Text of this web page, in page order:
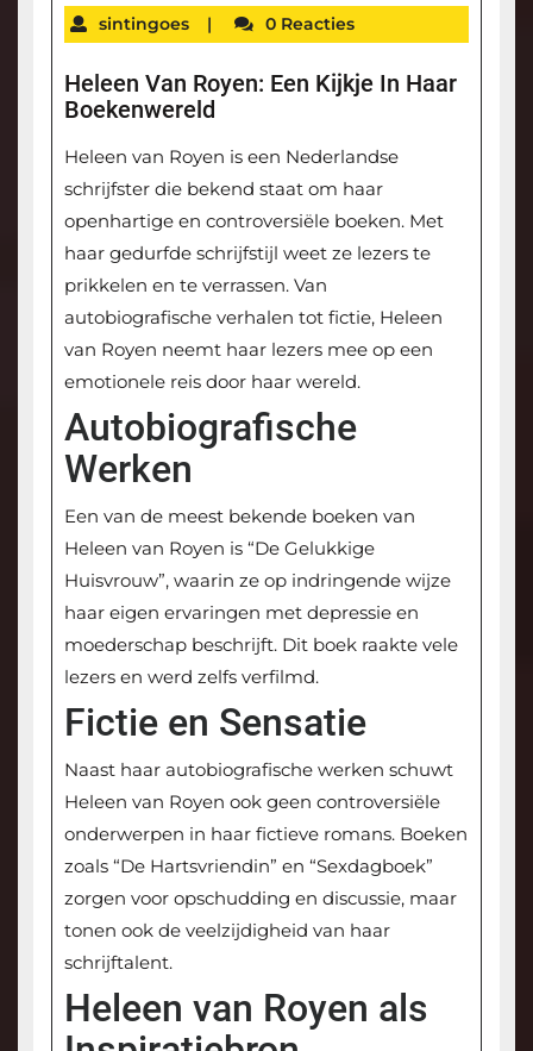
sintingoes | 0 Reacties
Heleen Van Royen: Een Kijkje In Haar
Boekenwereld
Heleen van Royen is een Nederlandse
schrijfster die bekend staat om haar
openhartige en controversiële boeken. Met
haar gedurfde schrijfstijl weet ze lezers te
prikkelen en te verrassen. Van
autobiografische verhalen tot fictie, Heleen
van Royen neemt haar lezers mee op een
emotionele reis door haar wereld.
Autobiografische
Werken
Een van de meest bekende boeken van
Heleen van Royen is “De Gelukkige
Huisvrouw”, waarin ze op indringende wijze
haar eigen ervaringen met depressie en
moederschap beschrijft. Dit boek raakte vele
lezers en werd zelfs verfilmd.
Fictie en Sensatie
Naast haar autobiografische werken schuwt
Heleen van Royen ook geen controversiële
onderwerpen in haar fictieve romans. Boeken
zoals “De Hartsvriendin” en “Sexdagboek”
zorgen voor opschudding en discussie, maar
tonen ook de veelzijdigheid van haar
schrijftalent.
Heleen van Royen als